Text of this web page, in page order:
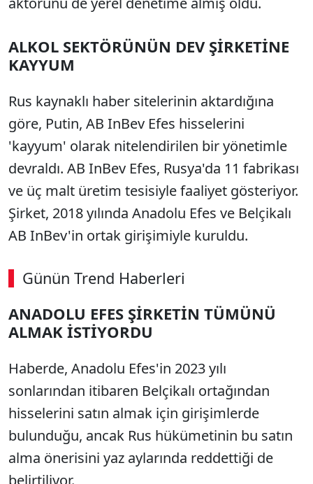
ALKOL SEKTÖRÜNÜN DEV ŞİRKETİNE
KAYYUM
Rus kaynaklı haber sitelerinin aktardığına
göre, Putin, AB InBev Efes hisselerini
'kayyum' olarak nitelendirilen bir yönetimle
devraldı. AB InBev Efes, Rusya'da 11 fabrikası
ve üç malt üretim tesisiyle faaliyet gösteriyor.
Şirket, 2018 yılında Anadolu Efes ve Belçikalı
AB InBev'in ortak girişimiyle kuruldu.
Günün Trend Haberleri
ANADOLU EFES ŞİRKETİN TÜMÜNÜ
ALMAK İSTİYORDU
Haberde, Anadolu Efes'in 2023 yılı
sonlarından itibaren Belçikalı ortağından
hisselerini satın almak için girişimlerde
bulunduğu, ancak Rus hükümetinin bu satın
alma önerisini yaz aylarında reddettiği de
belirtiliyor.